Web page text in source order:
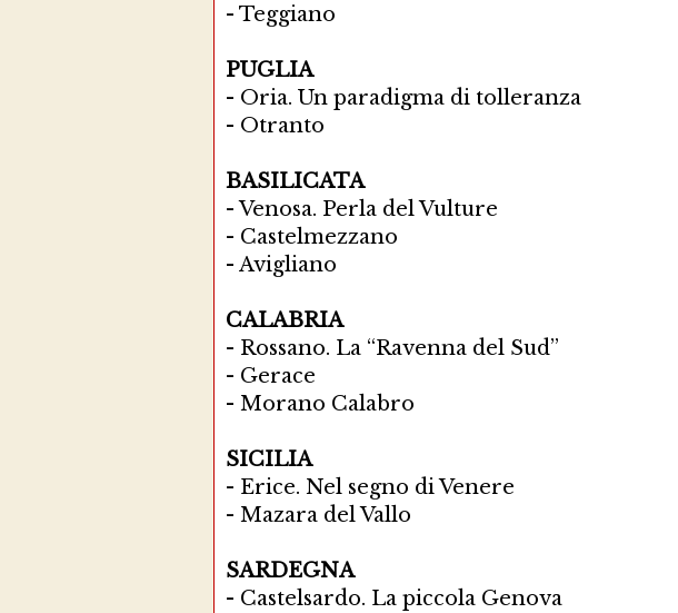
- Teggiano
PUGLIA
- Oria. Un paradigma di tolleranza
- Otranto
BASILICATA
- Venosa. Perla del Vulture
- Castelmezzano
- Avigliano
CALABRIA
- Rossano. La “Ravenna del Sud”
- Gerace
- Morano Calabro
SICILIA
- Erice. Nel segno di Venere
- Mazara del Vallo
SARDEGNA
- Castelsardo. La piccola Genova